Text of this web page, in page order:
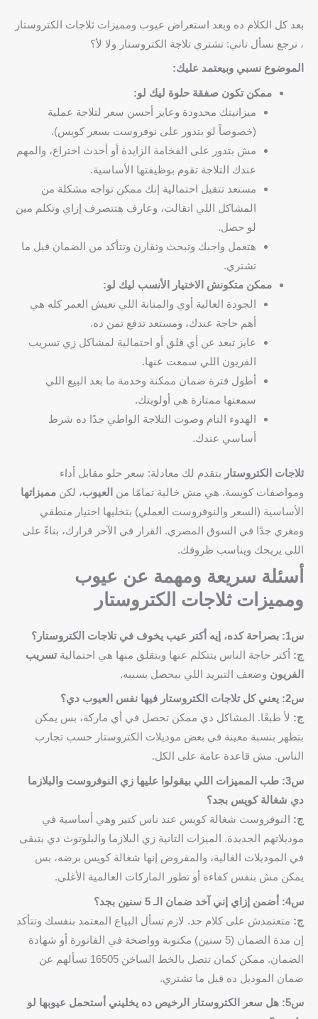
بعد كل الكلام ده وبعد استعراض عيوب ومميزات ثلاجات الكتروستار
، نرجع نسأل تاني: تشتري تلاجة الكتروستار ولا لأ؟
الموضوع نسبي وبيعتمد عليك:
ممكن تكون صفقة حلوة ليك لو:
ميزانيتك محدودة وعايز أحسن سعر لتلاجة عملية
(خصوصاً لو بتدور على نوفروست بسعر كويس).
مش بتدور على الفخامة الزايدة أو أحدث اختراع، والمهم
عندك التلاجة تقوم بوظيفتها الأساسية.
مستعد تتقبل احتمالية إنك ممكن تواجه مشكلة من
المشاكل اللي اتقالت، وعارف هتتصرف إزاي وتكلم مين
لو حصل.
هتعمل واجبك وتبحث وتقارن وتتأكد من الضمان قبل ما
تشتري.
ممكن متكونش الاختيار الأنسب ليك لو:
الجودة العالية أوي والمتانة اللي تعيش العمر كله هي
أهم حاجة عندك، ومستعد تدفع تمن ده.
عايز تبعد عن أي قلق أو احتمالية لمشاكل زي تسريب
الفريون اللي سمعت عنها.
أطول فترة ضمان ممكنة وخدمة ما بعد البيع اللي
سمعتها ممتازة هي أولويتك.
الهدوء التام وصوت التلاجة الواطي جدًا ده شرط
أساسي عندك.
ثلاجات الكتروستار بتقدم لك معادلة: سعر حلو مقابل أداء
ومواصفات كويسة. هي مش خالية تمامًا من العيوب، لكن مميزاتها
الأساسية (السعر والنوفروست العملي) بتخليها اختيار منطقي
ومغري جدًا في السوق المصري. القرار في الآخر قرارك، بناءً على
اللي يريحك ويناسب ظروفك.
أسئلة سريعة ومهمة عن عيوب
ومميزات ثلاجات الكتروستار
س1: بصراحة كده، إيه أكتر عيب يخوف في تلاجات الكتروستار؟
ج: أكتر حاجة الناس بتتكلم عنها وبتقلق منها هي احتماليةتسريب
الفريون وضعف التبريد اللي بيحصل بسببه.
س2: يعني كل تلاجات الكتروستار فيها نفس العيوب دي؟
ج: لأ طبعًا. المشاكل دي ممكن تحصل في أي ماركة، بس يمكن
بتظهر بنسبة معينة في بعض موديلات الكتروستار حسب تجارب
الناس. مش قاعدة عامة على الكل.
س3: طب المميزات اللي بيقولوا عليها زي النوفروست والبلازما
دي شغالة كويس بجد؟
ج: النوفروست شغالة كويس عند ناس كتير وهي أساسية في
موديلاتهم الجديدة. الميزات التانية زي البلازما والبلوتوث دي بتبقى
في الموديلات الغالية، والمفروض إنها شغالة كويس برضه، بس
يمكن مش بنفس كفاءة أو تطور الماركات العالمية الأغلى.
س4: أضمن إزاي إني آخد ضمان الـ 5 سنين بجد؟
ج: متعتمدش على كلام حد. لازم تسأل البياع المعتمد بنفسك وتتأكد
إن مدة الضمان (5 سنين) مكتوبة وواضحة في الفاتورة أو شهادة
الضمان. ممكن كمان تتصل بالخط الساخن 16505 تسألهم عن
ضمان الموديل ده قبل ما تشتري.
س5: هل سعر الكتروستار الرخيص ده يخليني أستحمل عيوبها لو